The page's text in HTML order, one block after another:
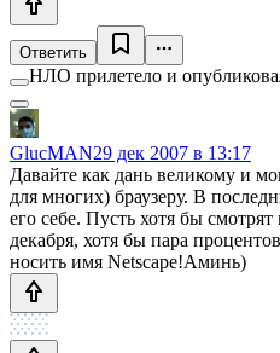
Ответить
НЛО прилетело и
GlucMAN29 дек 2007 в 13:17
Давайте как дань великому и
для многих) браузеру. В
его себе. Пусть хотя бы смотрят
декабря, хотя бы пара
носить имя Netscape!Аминь)